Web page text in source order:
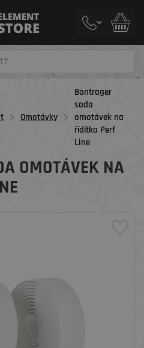
Omotávky
Bontrager
sada
omotávek na
řídítka Perf
Line
OMOTÁVEK NA